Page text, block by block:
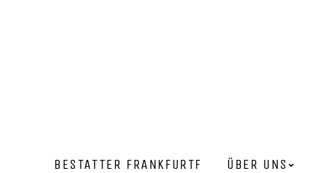
BESTATTER FRANKFURT​F ÜBER UNS